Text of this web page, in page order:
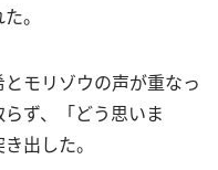
。
とモリゾウの声が重なっ
ず、「どう思いま
出した。